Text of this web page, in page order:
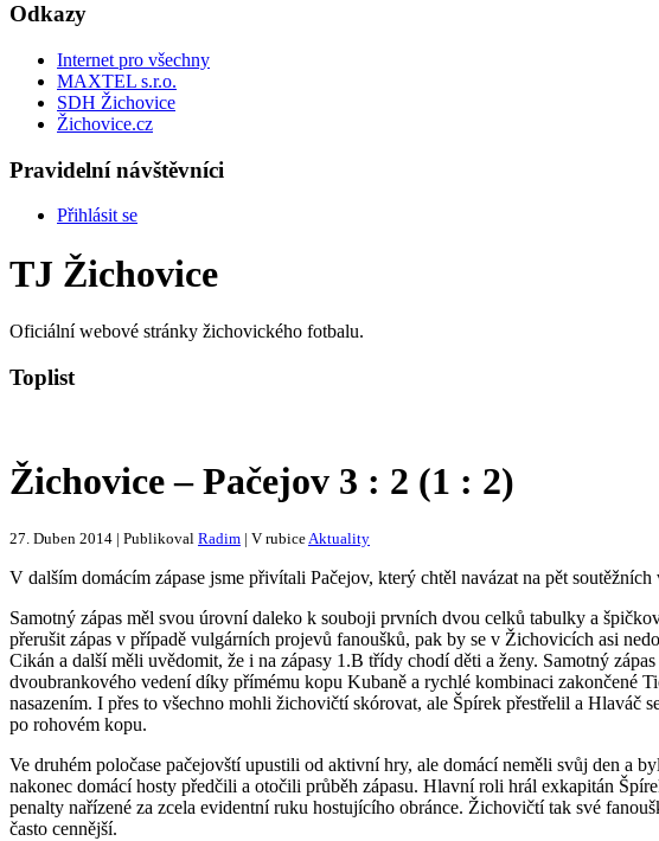
Odkazy
Internet pro všechny
MAXTEL s.r.o.
SDH Žichovice
Žichovice.cz
Pravidelní návštěvníci
Přihlásit se
TJ Žichovice
Oficiální webové stránky žichovického fotbalu.
Toplist
Žichovice – Pačejov 3 : 2 (1 : 2)
27. Duben 2014 | Publikoval Radim | V rubice Aktuality
V dalším domácím zápase jsme přivítali Pačejov, který chtěl navázat na pět
Samotný zápas měl svou úrovní daleko k souboji prvních dvou celků tabulky a
přerušit zápas v případě vulgárních projevů fanoušků, pak by se v Žichovicích asi
Cikán a další měli uvědomit, že i na zápasy 1.B třídy chodí děti a ženy. Samotný
dvoubrankového vedení díky přímému kopu Kubaně a rychlé kombinaci zakončené
nasazením. I přes to všechno mohli žichovičtí skórovat, ale Špírek přestřelil a Hlaváč
po rohovém kopu.
Ve druhém poločase pačejovští upustili od aktivní hry, ale domácí neměli svůj den a
nakonec domácí hosty předčili a otočili průběh zápasu. Hlavní roli hrál exkapitán
penalty nařízené za zcela evidentní ruku hostujícího obránce. Žichovičtí tak své
často cennější.